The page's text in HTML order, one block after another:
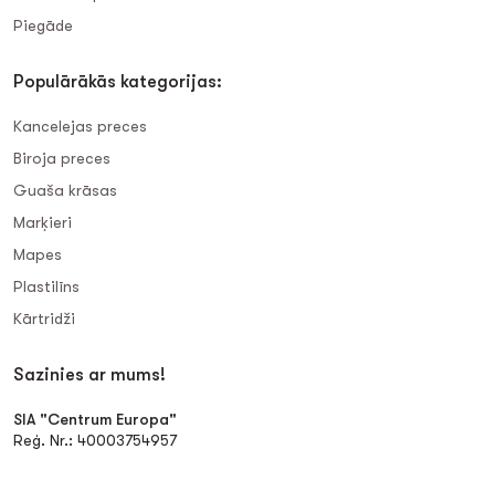
Piegāde
Populārākās kategorijas:
Kancelejas preces
Biroja preces
Guaša krāsas
Marķieri
Mapes
Plastilīns
Kārtridži
Sazinies ar mums!
SIA "Centrum Europa"
Reģ. Nr.: 40003754957